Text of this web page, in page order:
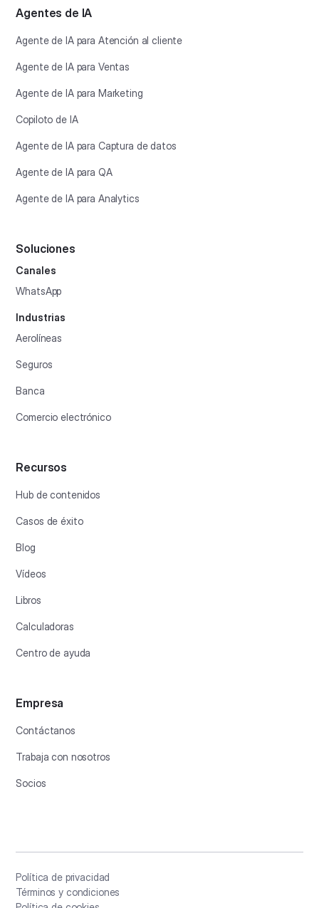
Agentes de IA
Agente de IA para Atención al cliente
Agente de IA para Ventas
Agente de IA para Marketing
Copiloto de IA
Agente de IA para Captura de datos
Agente de IA para QA
Agente de IA para Analytics
Soluciones
Canales
WhatsApp
Industrias
Aerolíneas
Seguros
Banca
Comercio electrónico
Recursos
Hub de contenidos
Casos de éxito
Blog
Vídeos
Libros
Calculadoras
Centro de ayuda
Empresa
Contáctanos
Trabaja con nosotros
Socios
Política de privacidad
Términos y condiciones